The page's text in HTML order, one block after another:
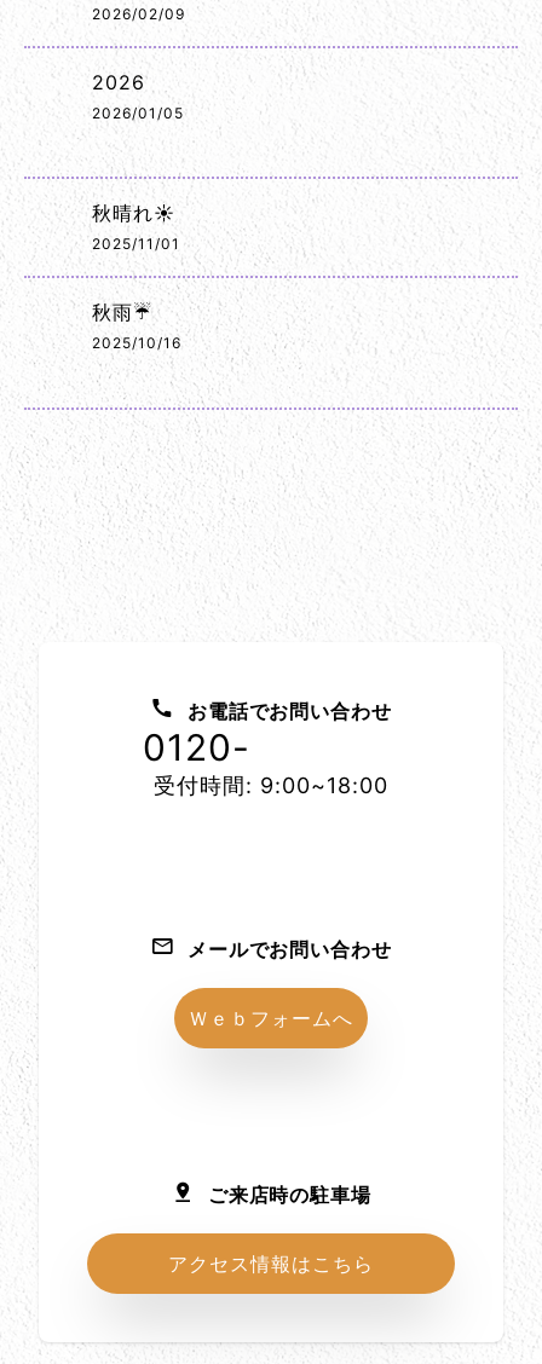
2026/02/09
2026
2026/01/05
秋晴れ☀️
2025/11/01
秋雨☔
2025/10/16
お電話でお問い合わせ
0120-
受付時間: 9:00~18:00
メールでお問い合わせ
Ｗｅｂフォームへ
ご来店時の駐車場
アクセス情報はこちら
所在地